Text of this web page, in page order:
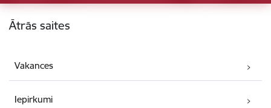
Kājene
Ātrās saites
Vakances
Iepirkumi